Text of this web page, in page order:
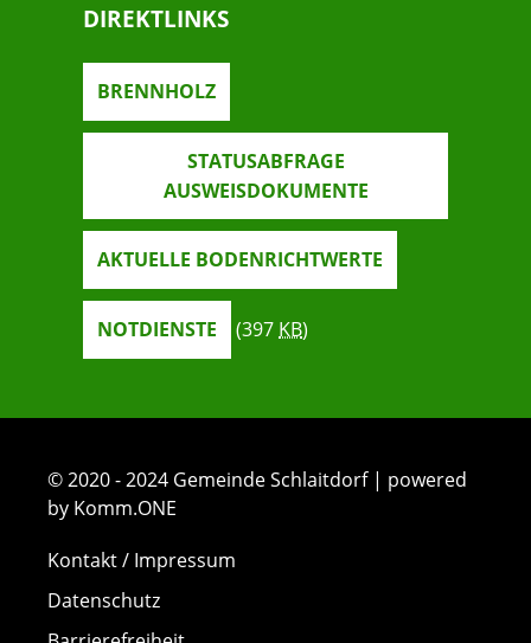
DIREKTLINKS
BRENNHOLZ
STATUSABFRAGE
AUSWEISDOKUMENTE
AKTUELLE BODENRICHTWERTE
NOTDIENSTE (397 KB)
© 2020 - 2024 Gemeinde Schlaitdorf | powered
by Komm.ONE
Kontakt / Impressum
Datenschutz